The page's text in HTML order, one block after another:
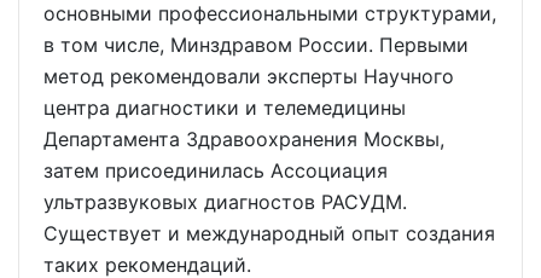
основными профессиональными структурами,
в том числе, Минздравом России. Первыми
метод рекомендовали эксперты Научного
центра диагностики и телемедицины
Департамента Здравоохранения Москвы,
затем присоединилась Ассоциация
ультразвуковых диагностов РАСУДМ.
Существует и международный опыт создания
таких рекомендаций.